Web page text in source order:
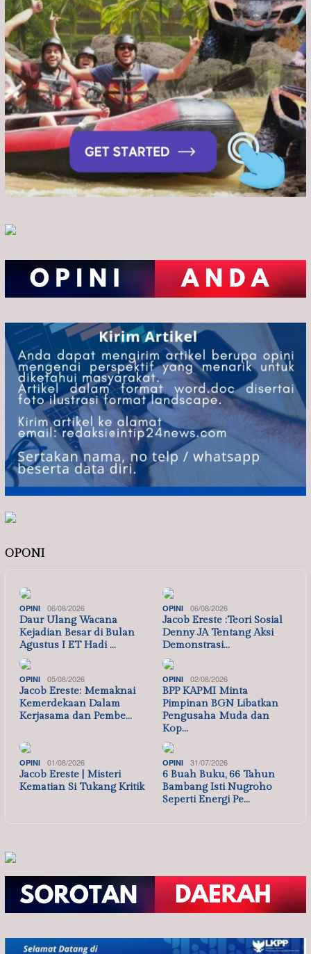
OPONI
OPINI 06/08/2026
Daur Ulang Wacana
Kejadian Besar di Bulan
Agustus I ET Hadi …
OPINI 06/08/2026
Jacob Ereste :Teori Sosial
Denny JA Tentang Aksi
Demonstrasi…
OPINI 05/08/2026
Jacob Ereste: Memaknai
Kemerdekaan Dalam
Kerjasama dan Pembe…
OPINI 02/08/2026
BPP KAPMI Minta
Pimpinan BGN Libatkan
Pengusaha Muda dan
Kop…
OPINI 01/08/2026
Jacob Ereste | Misteri
Kematian Si Tukang Kritik
OPINI 31/07/2026
6 Buah Buku, 66 Tahun
Bambang Isti Nugroho
Seperti Energi Pe…